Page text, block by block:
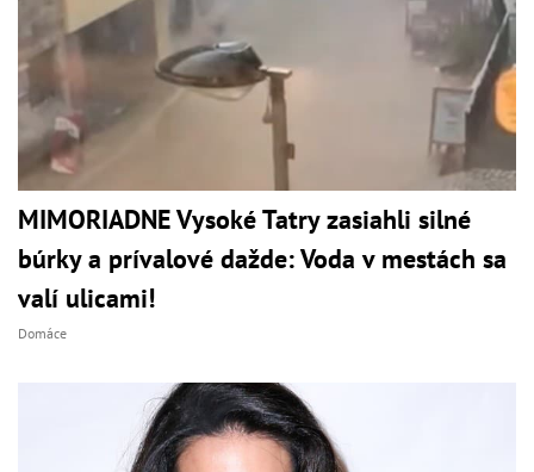
MIMORIADNE Vysoké Tatry zasiahli silné
búrky a prívalové dažde: Voda v mestách sa
valí ulicami!
Domáce